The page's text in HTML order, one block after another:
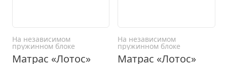
На независимом
пружинном блоке
Матрас «Лотос»
На независимом
пружинном блоке
Матрас «Лотос»